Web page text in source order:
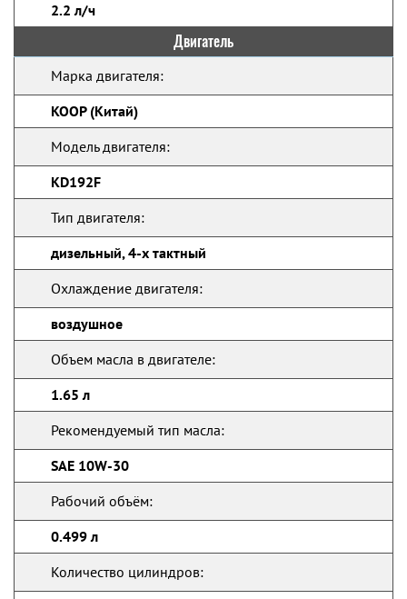
2.2 л/ч
Двигатель
Марка двигателя:
KOOP (Китай)
Модель двигателя:
KD192F
Тип двигателя:
дизельный, 4-х тактный
Охлаждение двигателя:
воздушное
Объем масла в двигателе:
1.65 л
Рекомендуемый тип масла:
SAE 10W-30
Рабочий объём:
0.499 л
Количество цилиндров: